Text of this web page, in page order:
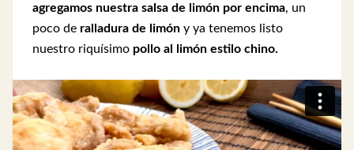
agregamos nuestra salsa de limón por encima, un
poco de ralladura de limón y ya tenemos listo
nuestro riquísimo pollo al limón estilo chino.